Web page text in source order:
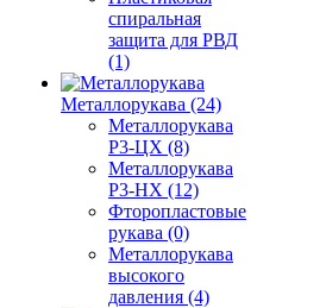
спиральная
защита для РВД
(1)
Металлорукава (24)
Металлорукава
Р3-ЦХ (8)
Металлорукава
Р3-НХ (12)
Фторопластовые
рукава (0)
Металлорукава
высокого
давления (4)